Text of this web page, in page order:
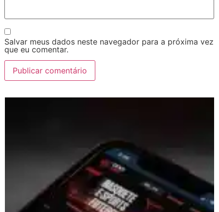
Salvar meus dados neste navegador para a próxima vez
que eu comentar.